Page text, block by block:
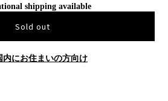
shipping available
Sold out
内にお住まいの方向け